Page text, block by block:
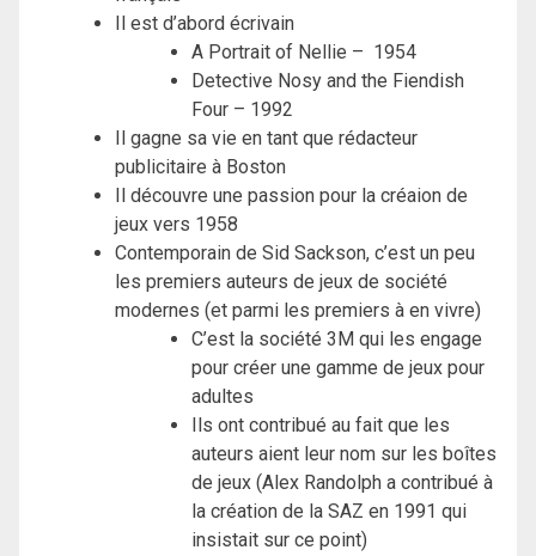
Il est d’abord écrivain
A Portrait of Nellie – 1954
Detective Nosy and the Fiendish
Four – 1992
Il gagne sa vie en tant que rédacteur
publicitaire à Boston
Il découvre une passion pour la créaion de
jeux vers 1958
Contemporain de Sid Sackson, c’est un peu
les premiers auteurs de jeux de société
modernes (et parmi les premiers à en vivre)
C’est la société 3M qui les engage
pour créer une gamme de jeux pour
adultes
Ils ont contribué au fait que les
auteurs aient leur nom sur les boîtes
de jeux (Alex Randolph a contribué à
la création de la SAZ en 1991 qui
insistait sur ce point)